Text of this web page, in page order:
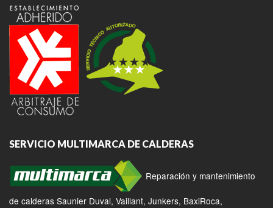
SERVICIO MULTIMARCA DE CALDERAS
Reparación y mantenimiento
de calderas Saunier Duval, Vaillant, Junkers, BaxiRoca,